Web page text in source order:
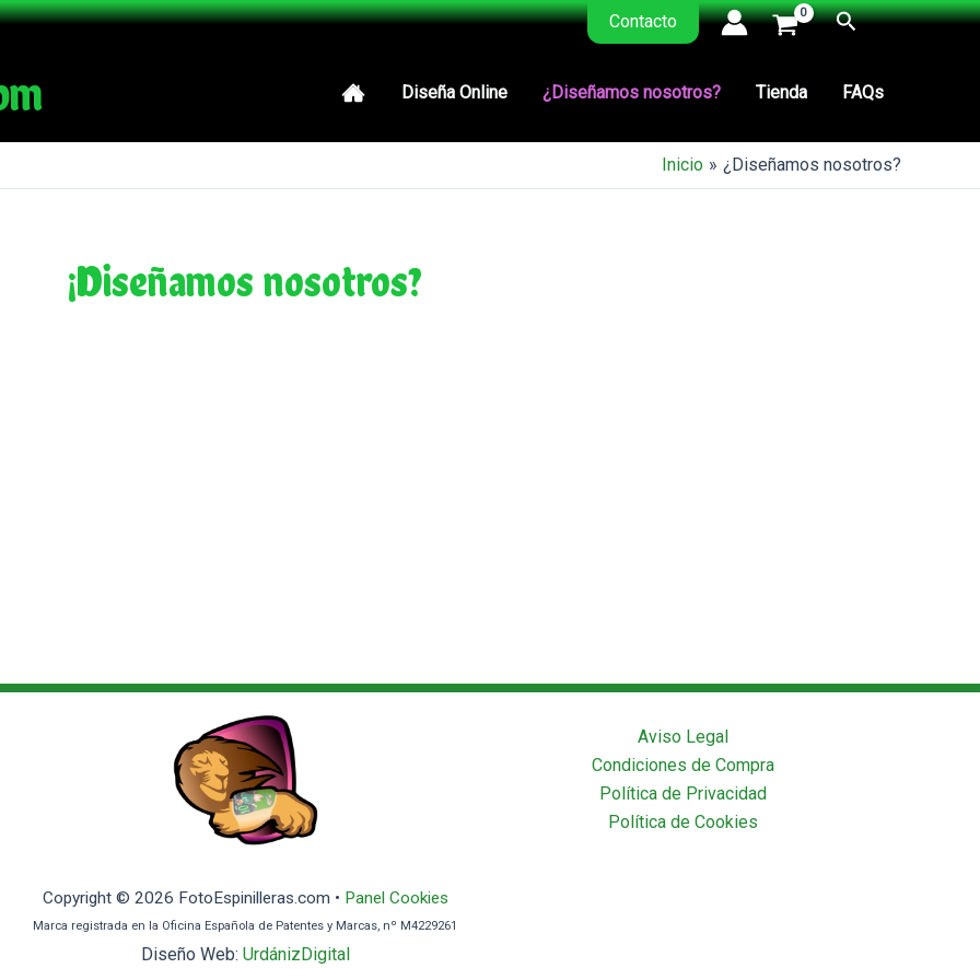
Contacto Buscar
Diseña Online ¿Diseñamos nosotros? Tienda FAQs
Inicio ¿Diseñamos nosotros?
¿Diseñamos nosotros?
Aviso Legal
Condiciones de Compra
Política de Privacidad
Política de Cookies
Copyright © 2026 FotoEspinilleras.com • Panel Cookies
Marca registrada en la Oficina Española de Patentes y Marcas, nº M4229261
Diseño Web: UrdánizDigital